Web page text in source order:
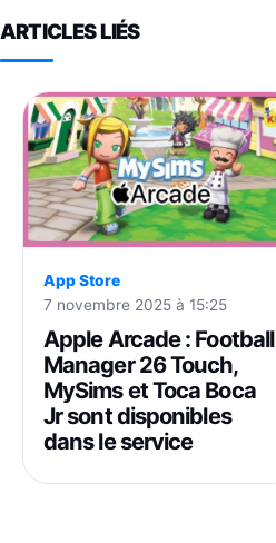
ARTICLES LIÉS
App Store
7 novembre 2025 à 15:25
Apple Arcade : Football
Manager 26 Touch,
MySims et Toca Boca
Jr sont disponibles
dans le service